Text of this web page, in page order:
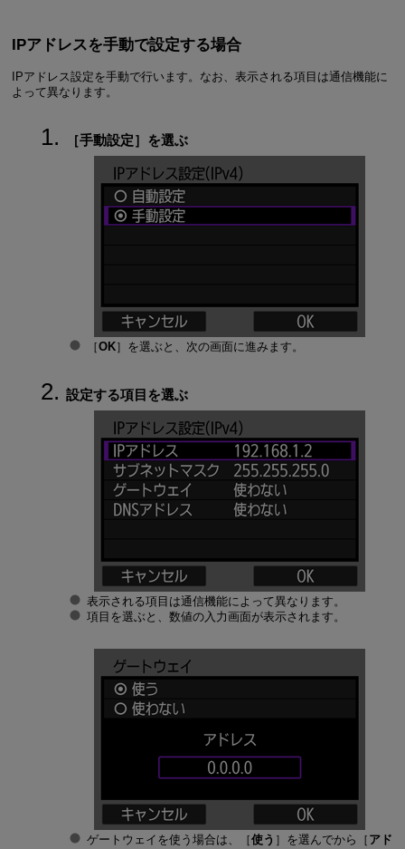
IPアドレスを手動で設定する場合
IPアドレス設定を手動で行います。なお、表示される項目は通信機能に
よって異なります。
［手動設定］を選ぶ
［OK］を選ぶと、次の画面に進みます。
設定する項目を選ぶ
表示される項目は通信機能によって異なります。
項目を選ぶと、数値の入力画面が表示されます。
ゲートウェイを使う場合は、［使う ］を選んでから［ アド